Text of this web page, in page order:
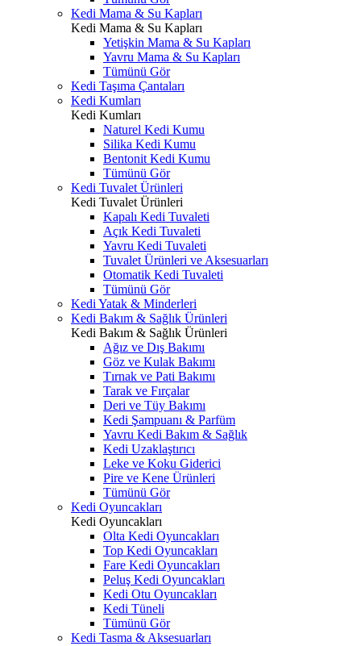
Kedi Mama & Su Kapları
Kedi Mama & Su Kapları
Yetişkin Mama & Su Kapları
Yavru Mama & Su Kapları
Tümünü Gör
Kedi Taşıma Çantaları
Kedi Kumları
Kedi Kumları
Naturel Kedi Kumu
Silika Kedi Kumu
Bentonit Kedi Kumu
Tümünü Gör
Kedi Tuvalet Ürünleri
Kedi Tuvalet Ürünleri
Kapalı Kedi Tuvaleti
Açık Kedi Tuvaleti
Yavru Kedi Tuvaleti
Tuvalet Ürünleri ve Aksesuarları
Otomatik Kedi Tuvaleti
Tümünü Gör
Kedi Yatak & Minderleri
Kedi Bakım & Sağlık Ürünleri
Kedi Bakım & Sağlık Ürünleri
Ağız ve Dış Bakımı
Göz ve Kulak Bakımı
Tırnak ve Pati Bakımı
Tarak ve Fırçalar
Deri ve Tüy Bakımı
Kedi Şampuanı & Parfüm
Yavru Kedi Bakım & Sağlık
Kedi Uzaklaştırıcı
Leke ve Koku Giderici
Pire ve Kene Ürünleri
Tümünü Gör
Kedi Oyuncakları
Kedi Oyuncakları
Olta Kedi Oyuncakları
Top Kedi Oyuncakları
Fare Kedi Oyuncakları
Peluş Kedi Oyuncakları
Kedi Otu Oyuncakları
Kedi Tüneli
Tümünü Gör
Kedi Tasma & Aksesuarları